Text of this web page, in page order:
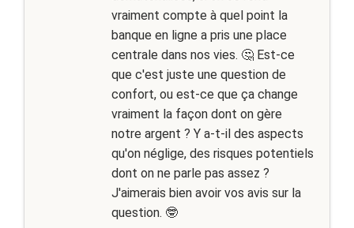
vraiment compte à quel point la
banque en ligne a pris une place
centrale dans nos vies. 🤔 Est-ce
que c'est juste une question de
confort, ou est-ce que ça change
vraiment la façon dont on gère
notre argent ? Y a-t-il des aspects
qu'on néglige, des risques potentiels
dont on ne parle pas assez ?
J'aimerais bien avoir vos avis sur la
question. 🤓